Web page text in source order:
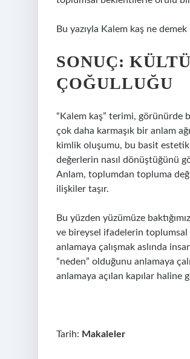
Bu yazıyla Kalem kaş ne
SONUÇ:
ÇOĞULLUĞU
“Kalem kaş” terimi, görünürde
çok daha karmaşık bir anlam
kimlik oluşumu, bu basit estetik
değerlerin nasıl dönüştüğünü
Anlam, toplumdan topluma
ilişkiler taşır.
Bu yüzden yüzümüze
ve bireysel ifadelerin
anlamaya çalışmak aslında
“neden” olduğunu anlamaya
anlamaya açılan kapılar haline
Tarih: Makaleler